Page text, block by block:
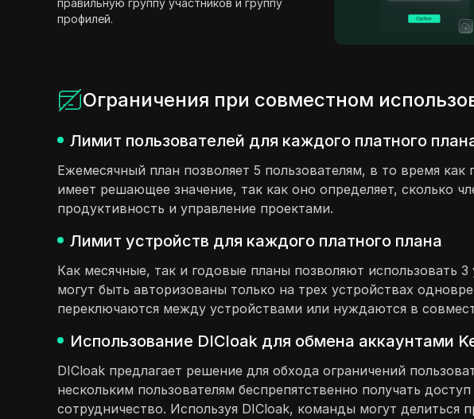
правильную группу участников и группу
профилей.
Ограничения при совместном
Лимит пользователей для каждого платного
Ежемесячный план позволяет 5 пользователям, в то время
имеет решающее значение, так как оно определяет, сколько
продуктивность и управление проектами.
Лимит устройств для каждого платного плана
Как месячные, так и годовые планы позволяют использовать
могут быть авторизованы только на трех устройствах
переключаются между устройствами или нуждаются в
Использование DICloak для обмена аккаунтами
DICloak предлагает решение для обхода ограничений
нескольким пользователям беспрепятственно получать
сотрудничество. Используя DICloak, команды могут